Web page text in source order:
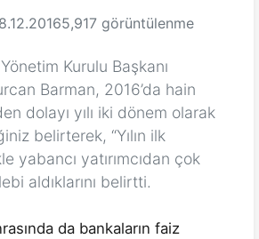
5,917 görüntülenme
Kurulu Başkanı
Barman, 2016’da hain
dolayı yılı iki dönem olarak
belirterek, “Yılın ilk
yabancı yatırımcıdan çok
aldıklarını belirtti.
da bankaların faiz